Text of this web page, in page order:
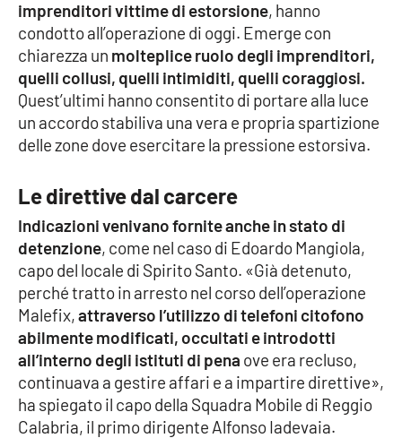
EDIZIONI
LOCALI
Catanzaro
Crotone
Vibo Valentia
Reggio Calabria
Cosenza
Lamezia Terme
PROGETTI
SPECIALI
imprenditori vittime di estorsione, hanno
condotto all’operazione di oggi. Emerge con
chiarezza un molteplice ruolo degli imprenditori,
quelli collusi, quelli intimiditi, quelli coraggiosi.
Quest’ultimi hanno consentito di portare alla luce
un accordo stabiliva una vera e propria spartizione
delle zone dove esercitare la pressione estorsiva.
Le direttive dal carcere
Indicazioni venivano fornite anche in stato di
detenzione, come nel caso di Edoardo Mangiola,
capo del locale di Spirito Santo. «Già detenuto,
perché tratto in arresto nel corso dell’operazione
Malefix,attraverso l’utilizzo di telefoni citofono
abilmente modificati, occultati e introdotti
all’interno degli istituti di pena ove era recluso,
continuava a gestire affari e a impartire direttive»,
ha spiegato il capo della Squadra Mobile di Reggio
Calabria, il primo dirigente Alfonso Iadevaia.